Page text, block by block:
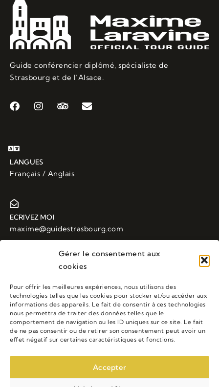
Gérer le consentement aux
cookies
Pour offrir les meilleures expériences, nous utilisons des
technologies telles que les cookies pour stocker et/ou accéder aux
informations des appareils. Le fait de consentir à ces technologies
nous permettra de traiter des données telles que le
comportement de navigation ou les ID uniques sur ce site. Le fait
de ne pas consentir ou de retirer son consentement peut avoir un
effet négatif sur certaines caractéristiques et fonctions.
Accepter
Guide conférencier diplômé, spécialiste de
Strasbourg et de l’Alsace.
LANGUES
Français / Anglais
ECRIVEZ MOI
maxime@guidestrasbourg.com
+33 (0)6 88 43 48 23
LIENS UTILES
Accueil Visites Guidées Tarifs
Copyright ©2025Maxime Laravine - Tous droits réservés -